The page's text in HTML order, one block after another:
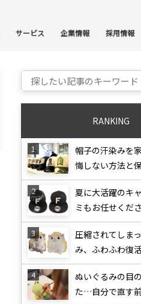
サービス 企業情報 採用情報
Search for:
RANKING
帽子の汗染みを
悔しない方法と
夏に大活躍のキ
ミもお任せくだ
圧縮されてしま
み、ふわふわ復
ぬいぐるみの目
た…自分で直す